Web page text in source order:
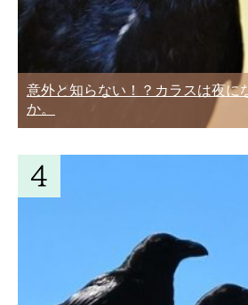
意外と知らない！？カラスは夜に
か。